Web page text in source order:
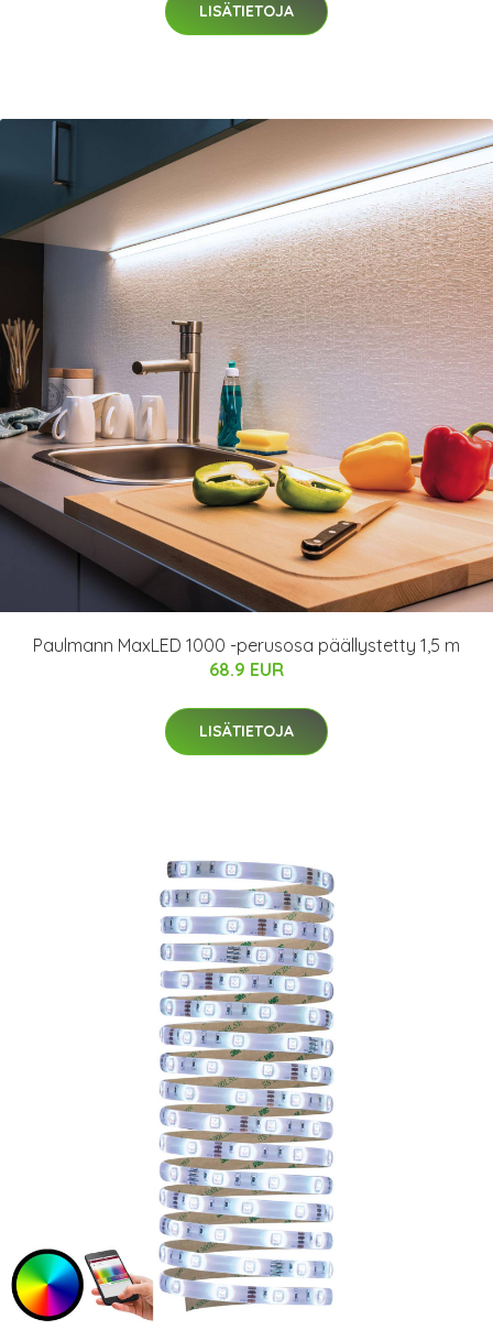
LISÄTIETOJA
Paulmann MaxLED 1000 -perusosa päällystetty 1,5 m
68.9 EUR
LISÄTIETOJA